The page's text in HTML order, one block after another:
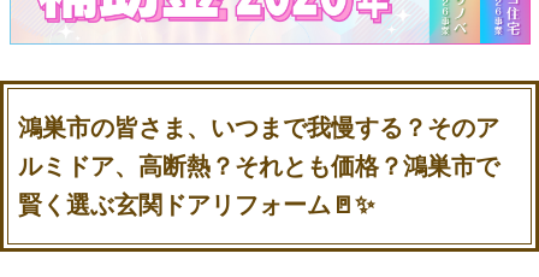
鴻巣市の皆さま、いつまで我慢する？そのア
ルミドア、高断熱？それとも価格？鴻巣市で
賢く選ぶ玄関ドアリフォーム🚪✨